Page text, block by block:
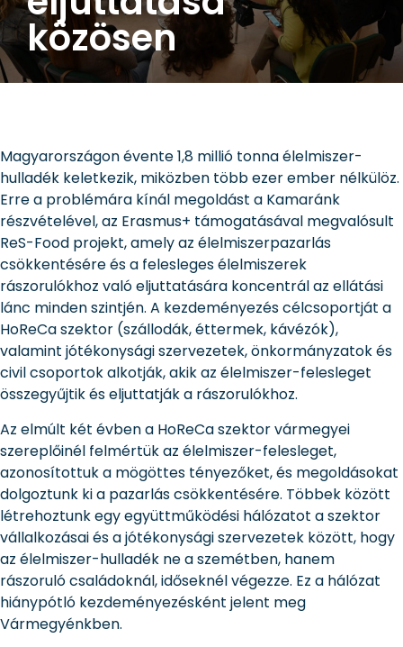
közösen
Magyarországon évente 1,8 millió tonna élelmiszer-
hulladék keletkezik, miközben több ezer ember nélkülöz.
Erre a problémára kínál megoldást a Kamaránk
részvételével, az Erasmus+ támogatásával megvalósult
ReS-Food projekt, amely az élelmiszerpazarlás
csökkentésére és a felesleges élelmiszerek
rászorulókhoz való eljuttatására koncentrál az ellátási
lánc minden szintjén. A kezdeményezés célcsoportját a
HoReCa szektor (szállodák, éttermek, kávézók),
valamint jótékonysági szervezetek, önkormányzatok és
civil csoportok alkotják, akik az élelmiszer-felesleget
összegyűjtik és eljuttatják a rászorulókhoz.
Az elmúlt két évben a HoReCa szektor vármegyei
szereplőinél felmértük az élelmiszer-felesleget,
azonosítottuk a mögöttes tényezőket, és megoldásokat
dolgoztunk ki a pazarlás csökkentésére. Többek között
létrehoztunk egy együttműködési hálózatot a szektor
vállalkozásai és a jótékonysági szervezetek között, hogy
az élelmiszer-hulladék ne a szemétben, hanem
rászoruló családoknál, időseknél végezze. Ez a hálózat
hiánypótló kezdeményezésként jelent meg
Vármegyénkben.